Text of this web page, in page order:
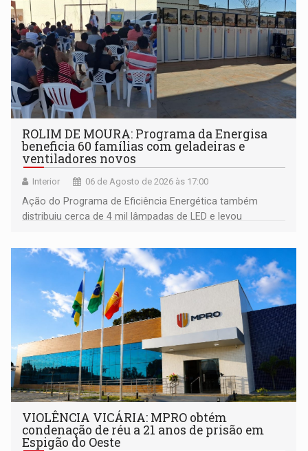
ROLIM DE MOURA: Programa da Energisa
beneficia 60 famílias com geladeiras e
ventiladores novos
Interior 06 de Agosto de 2026 às 17:00
Ação do Programa de Eficiência Energética também
distribuiu cerca de 4 mil lâmpadas de LED e levou
comunidade
VIOLÊNCIA VICÁRIA: MPRO obtém
condenação de réu a 21 anos de prisão em
Espigão do Oeste